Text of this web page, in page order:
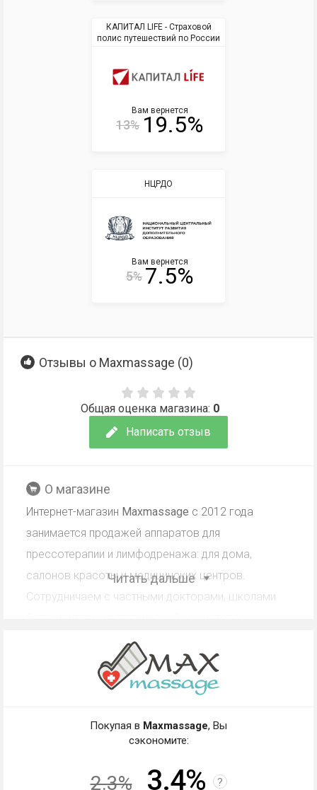
КАПИТАЛ LIFE - Страховой
полис путешествий по России
Вам вернется
13% 19.5%
НЦРДО
Вам вернется
5% 7.5%
Отзывы о Maxmassage (0)
Написать отзыв
Общая оценка магазина: 0
О магазине
Интернет-магазин Maxmassage с 2012 года
занимается продажей аппаратов для
прессотерапии и лимфодренажа: для дома,
салонов красоты и медицинских центров.
Сотрудничаем с частными докторами, школами
санаториями и детским центром физической
реабилитации и спорта «ГРОССКО».
Преимущества для покупателей включают
широкий ассортимент товаров для комплексного
ухода за телом и возможность тестирования
Читать дальше
Покупая в Maxmassage, Вы
сэкономите:
2.3% 3.4% ?